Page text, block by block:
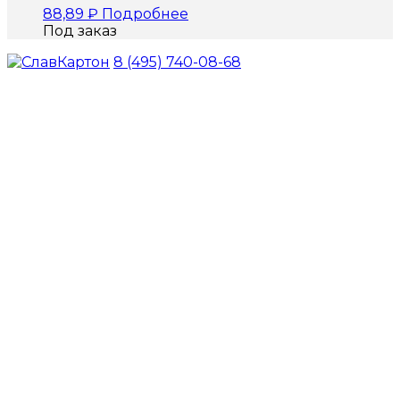
88,89 ₽ Подробнее
Под заказ
8 (495) 740-08-68